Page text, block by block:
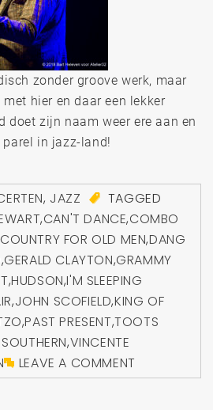
zonder groove werk, maar
hier en daar een lekker
doet zijn naam weer ere aan en
in jazz-land!
, JAZZ
TAGGED
,CAN'T DANCE,COMBO
COUNTRY FOR OLD MEN,DANG
,GERALD CLAYTON,GRAMMY
,HUDSON,I'M SLEEPING
,JOHN SCOFIELD,KING OF
,PAST PRESENT,TOOTS
,VINCENTE
LEAVE A COMMENT